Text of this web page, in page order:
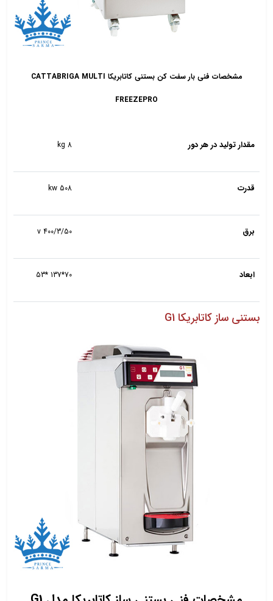
مشخصات فنی بار سفت کن بستنی کاتابریکا CATTABRIGA MULTI
FREEZEPRO
مقدار تولید در هر دور 8 kg
قدرت 508 kw
برق 400/3/50 v
ابعاد 70*137 *53
بستنی ساز کاتابریکا G1